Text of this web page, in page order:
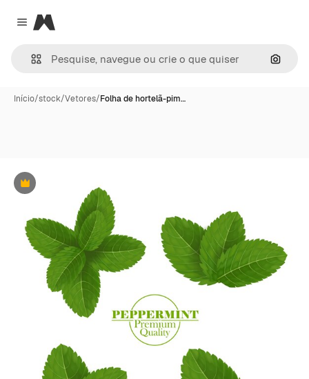
Close menu
Magnific
Início/stock/Vetores/Folha de hortelã-pim…
Premium